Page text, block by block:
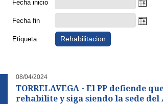
Fecha inicio
Fecha fin
Etiqueta Rehabilitacion
08/04/2024
TORRELAVEGA - El PP defiende
rehabilite y siga siendo la sede